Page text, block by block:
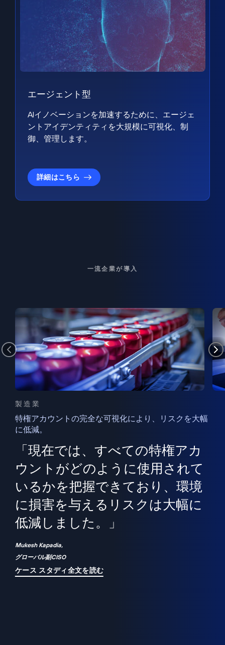
エージェント型
AIイノベーションを加速するために、エージェ
ントアイデンティティを大規模に可視化、制
御、管理します。
詳細はこちら
一流企業が導入
製造業
特権アカウントの完全な可視化により、リスクを大幅
に低減。
「現在では、すべての特権アカ
ウントがどのように使用されて
いるかを把握できており、環境
に損害を与えるリスクは大幅に
低減しました。」
Mukesh Kapadia,
グローバル副CISO
ケース スタディ全文を読む